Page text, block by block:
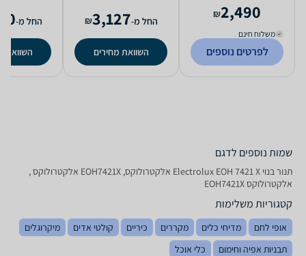
2,490
₪
משלוח חינם
לפרטים נוספים
החל מ-3,127
₪
השוואת מחירים
החל מ-
השוואת
שמות נוספים לדגם
‏תנור בנוי Electrolux EOH 7421 X אלקטרולוקס, EOH7421X אלקטרולוקס ,
אלקטרולוקס EOH7421X
קטגוריות משלימות
אופי לחם מדיחי כלים מקררים כיריים קולטי אדים
מיקרוגלים
תבניות אפיה וחימום
כלי אוכל